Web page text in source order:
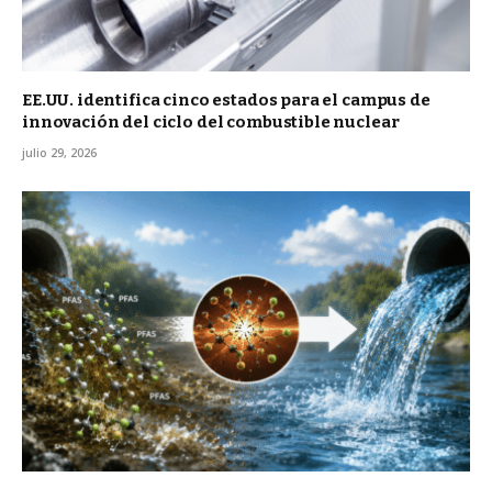
EE.UU. identifica cinco estados para el campus de
innovación del ciclo del combustible nuclear
julio 29, 2026